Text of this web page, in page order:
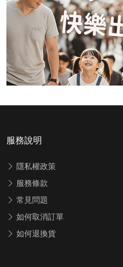
服務說明
隱私權政策
服務條款
常見問題
如何取消訂單
如何退換貨